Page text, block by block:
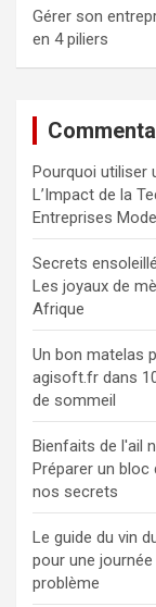
Gérer son
en 4 piliers
Pourquoi utiliser
L’Impact de la
Entreprises
Secrets
Les joyaux de
Afrique
Un bon matelas
agisoft.fr dans
de sommeil
Bienfaits de l'ail
Préparer un
nos secrets
Le guide du vin
pour une
problème